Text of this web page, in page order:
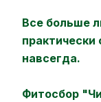
Все больше
навсегда.
Фитосбор